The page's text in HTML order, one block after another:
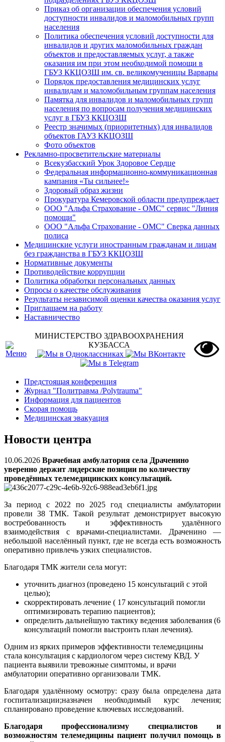
Приказ об организации обеспечения условий
доступности инвалидов и маломобильных групп
населения
Политика обеспечения условий доступности для
инвалидов и других маломобильных граждан
объектов и предоставляемых услуг, а также
оказания им при этом необходимой помощи в
ГБУЗ ККЦОЗШ им. св. великомученицы Варвары
Порядок предоставления медицинских услуг
инвалидам и маломобильным группам населения
Памятка для инвалидов и маломобильных групп
населения по вопросам получения медицинских
услуг в ГБУЗ ККЦОЗШ
Реестр значимых (приоритетных) для инвалидов
объектов ГАУЗ ККЦОЗШ
Фото объектов
Рекламно-просветительские материалы
Всекузбасский Урок Здоровое Сердце
Федеральная информационно-коммуникационная
кампания «Ты сильнее!»
Здоровый образ жизни
Прокуратура Кемеровской области предупреждает
ООО "Альфа Страхование - ОМС" сервис "Линия
помощи"
ООО "Альфа Страхование - ОМС" Сверка данных
полиса
Медицинские услуги иностранным гражданам и лицам
без гражданства в ГБУЗ ККЦОЗШ
Нормативные документы
Противодействие коррупции
Политика обработки персональных данных
Опросы о качестве обслуживания
Результаты независимой оценки качества оказания услуг
Приглашаем на работу
Наставничество
МИНИСТЕРСТВО ЗДРАВООХРАНЕНИЯ
КУЗБАССА
Предстоящая конференция
Журнал "Политравма /Polytrauma"
Информация для пациентов
Скорая помощь
Медицинская эвакуация
Новости центра
10.06.2026 Врачебная амбулатория села Драченино
уверенно держит лидерские позиции по количеству
проведённых телемедицинских консультаций.
За период с 2022 по 2025 год специалисты амбулатории
провели 38 ТМК. Такой результат демонстрирует высокую
востребованность и эффективность удалённого
взаимодействия с врачами-специалистами. Драченино —
небольшой населённый пункт, где не всегда есть возможность
оперативно привлечь узких специалистов.
Благодаря ТМК жители села могут:
уточнить диагноз (проведено 15 консультаций с этой
целью);
скорректировать лечение ( 17 консультаций помогли
оптимизировать терапию пациентов);
определить дальнейшую тактику ведения заболевания (6
консультаций помогли выстроить план лечения).
Одним из ярких примеров эффективности телемедицины
стала консультация с кардиологом через систему КВД. У
пациента выявили тревожные симптомы, и врачи
амбулатории оперативно организовали ТМК.
Благодаря удалённому осмотру: сразу была определена дата
госпитализации;назначен необходимый курс лечения;
спланировано проведение ключевых исследований.
Благодаря профессионализму специалистов и
возможностям телемедицины пациент получил помощь в